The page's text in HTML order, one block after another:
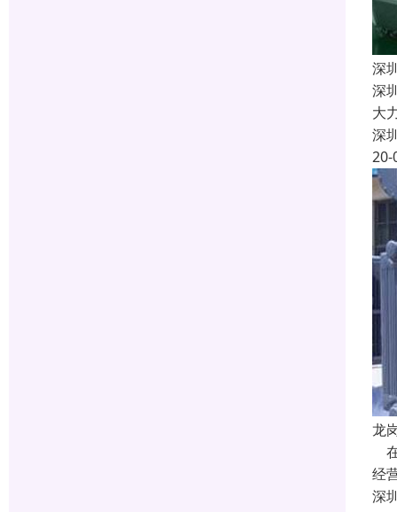
深
深
大
深
20-
龙
经
深